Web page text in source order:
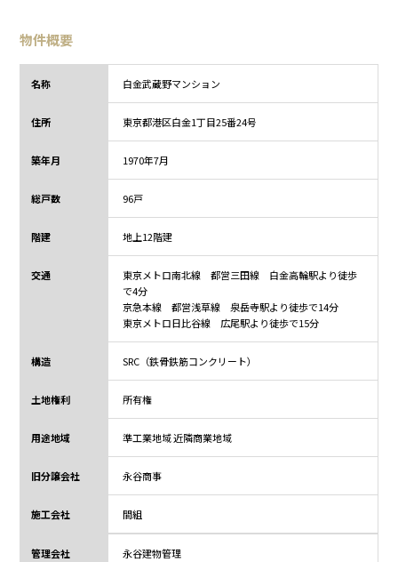
物件概要
名称 白金武蔵野マンション
住所 東京都港区白金1丁目25番24号
築年月 1970年7月
総戸数 96戸
階建 地上12階建
交通
東京メトロ南北線 都営三田線 白金高輪駅より徒歩
で4分
京急本線 都営浅草線 泉岳寺駅より徒歩で14分
東京メトロ日比谷線 広尾駅より徒歩で15分
構造 SRC（鉄骨鉄筋コンクリート）
土地権利 所有権
用途地域 準工業地域 近隣商業地域
旧分譲会社 永谷商事
施工会社 間組
管理会社 永谷建物管理